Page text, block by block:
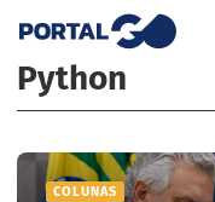
Python
COLUNAS